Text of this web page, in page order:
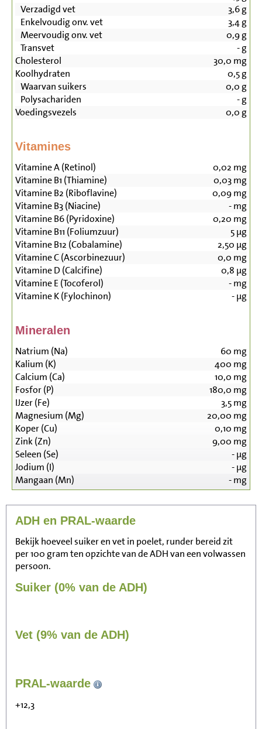
Verzadigd vet
3,6g
Enkelvoudig onv. vet
3,4g
Meervoudig onv. vet
0,9g
Transvet
-g
Cholesterol
30,0 mg
Koolhydraten
0,5g
Waarvan suikers
0,0 g
Polysachariden
-g
Voedingsvezels
0,0 g
Vitamines
Vitamine A (Retinol) 0,02 mg
Vitamine B1 (Thiamine)
0,03mg
Vitamine B2 (Riboflavine)
0,09mg
Vitamine B3 (Niacine)
-mg
Vitamine B6 (Pyridoxine)
0,20 mg
Vitamine B11 (Foliumzuur)
5µg
Vitamine B12 (Cobalamine)
2,50 µg
Vitamine C (Ascorbinezuur)
0,0 mg
Vitamine D (Calcifine)
0,8 µg
Vitamine E (Tocoferol)
-mg
Vitamine K (Fylochinon)
-µg
Mineralen
Natrium (Na) 60 mg
Kalium (K)
400 mg
Calcium (Ca)
10,0 mg
Fosfor (P)
180,0 mg
IJzer (Fe)
3,5mg
Magnesium (Mg)
20,00 mg
Koper (Cu)
0,10 mg
Zink (Zn)
9,00 mg
Seleen (Se)
-µg
Jodium (I)
-µg
Mangaan (Mn)
-mg
ADH en PRAL-waarde
Bekijk hoeveel suiker en vet in poelet, runder bereid zit
per 100 gram ten opzichte van de ADH van een volwassen
persoon.
Suiker (0% van de ADH)
Vet (9% van de ADH)
PRAL-waarde
+12,3
Zitten, tv kijken